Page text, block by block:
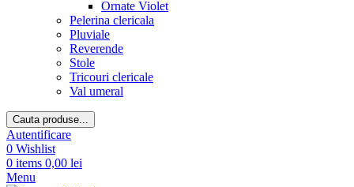
Ornate Violet
Pelerina clericala
Pluviale
Reverende
Stole
Tricouri clericale
Val umeral
Cauta produse...
Autentificare
0 Wishlist
0 items 0,00 lei
Menu